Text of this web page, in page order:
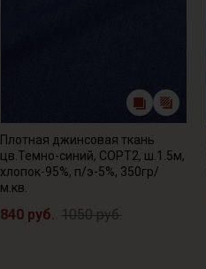
Плотная джинсовая ткань
цв.Темно-синий, СОРТ2, ш.1.5м,
хлопок-95%, п/э-5%, 350гр/
м.кв.
840 руб. 1050 руб.